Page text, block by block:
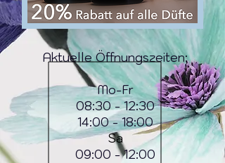
Aktuelle Öffnungszeiten:
Mo-Fr
08:30 - 12:30
14:00 - 18:00
Sa
09:00 - 12:00